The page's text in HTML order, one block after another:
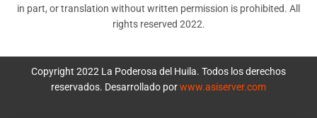
in part, or translation without written permission is prohibited. All
rights reserved 2022.
Copyright 2022 La Poderosa del Huila. Todos los derechos
reservados. Desarrollado porwww.asiserver.com